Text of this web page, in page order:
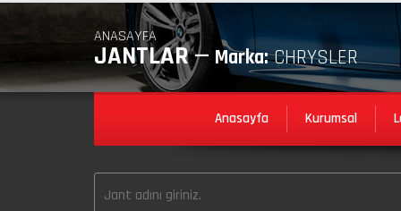
ANASAYFA
JANTLAR — Marka:CHRYSLER
Anasayfa Kurumsal